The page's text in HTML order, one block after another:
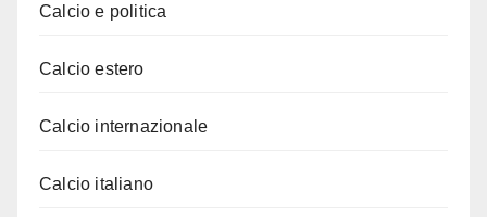
Calcio e politica
Calcio estero
Calcio internazionale
Calcio italiano